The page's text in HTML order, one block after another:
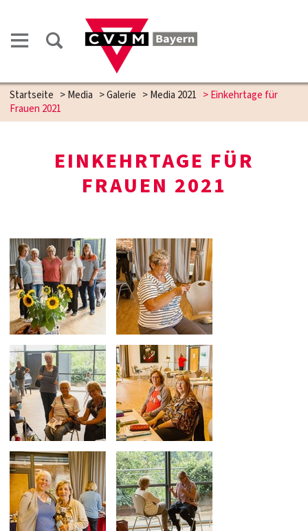
Startseite >Media >Galerie >Media 2021 >Einkehrtage für
Frauen 2021
EINKEHRTAGE FÜR
FRAUEN 2021